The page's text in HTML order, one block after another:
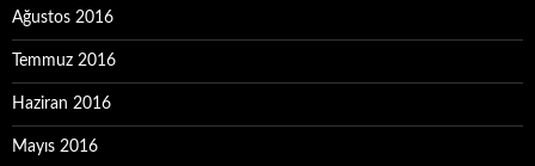
Ağustos 2016
Temmuz 2016
Haziran 2016
Mayıs 2016